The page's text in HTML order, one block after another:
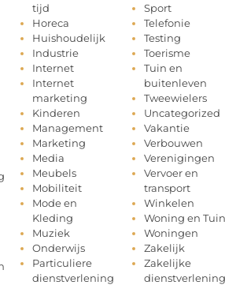
tijd
Horeca
Huishoudelijk
Industrie
Internet
Internet
marketing
Kinderen
Management
Marketing
Media
Meubels
Mobiliteit
Mode en
Kleding
Muziek
Onderwijs
Particuliere
dienstverlening
Sport
Telefonie
Testing
Toerisme
Tuin en
buitenleven
Tweewielers
Uncategorized
Vakantie
Verbouwen
Verenigingen
Vervoer en
transport
Winkelen
Woning en Tuin
Woningen
Zakelijk
Zakelijke
dienstverlening